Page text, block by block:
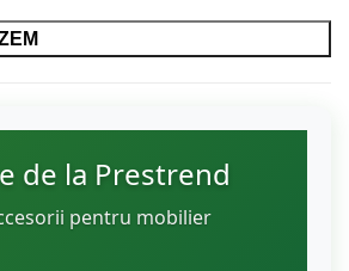
de la Prestrend
pentru mobilier